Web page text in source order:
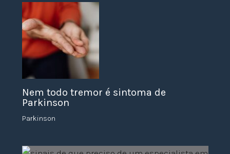
Nem todo tremor é sintoma de
Parkinson
Parkinson